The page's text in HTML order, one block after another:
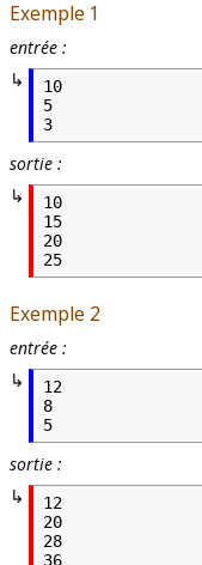
Exemple 1
entrée :
10
5
3
sortie :
10
15
20
25
Exemple 2
entrée :
12
8
5
sortie :
12
20
28
36